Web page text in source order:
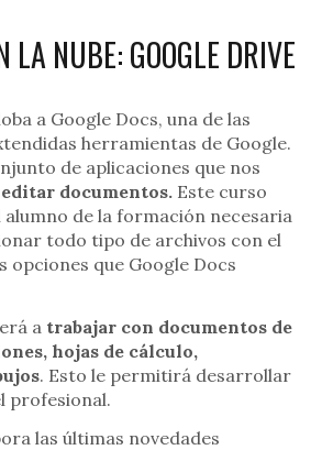
LA NUBE: GOOGLE DRIVE
a Google Docs, una de las
herramientas de Google.
de aplicaciones que nos
documentos. Este curso
de la formación necesaria
todo tipo de archivos con el
opciones que Google Docs
a trabajar con documentos de
hojas de cálculo,
. Esto le permitirá desarrollar
profesional.
las últimas novedades